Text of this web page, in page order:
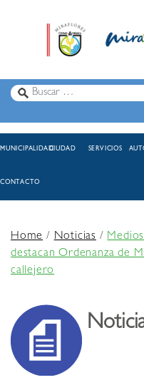
MUNICIPALIDADCIUDAD SERVICIOS
CONTACTO
Home/Noticias /
destacan Ordenanza de
callejero